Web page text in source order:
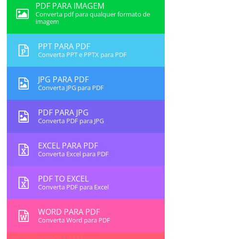
PDF PARA IMAGEM
Converta pdf para qualquer formato de
imagem
PPT PARA PDF
Converta PPT e PPTX para PDF
JPG PARA PDF
Converta JPG para PDF
PDF PARA JPG
Converta PDF para JPG
EXCEL PARA PDF
Converta Excel para PDF
PDF TO EXCEL
Converta PDF para Excel
WORD PARA PDF
Converta Word para PDF